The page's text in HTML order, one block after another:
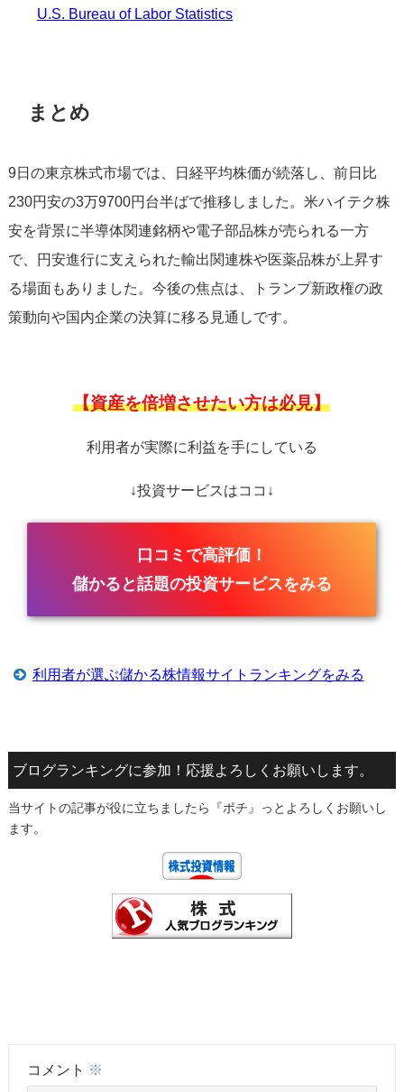
U.S. Bureau of Labor Statistics
まとめ
9日の東京株式市場では、日経平均株価が続落し、前日比
230円安の3万9700円台半ばで推移しました。米ハイテク株
安を背景に半導体関連銘柄や電子部品株が売られる一方
で、円安進行に支えられた輸出関連株や医薬品株が上昇す
る場面もありました。今後の焦点は、トランプ新政権の政
策動向や国内企業の決算に移る見通しです。
【資産を倍増させたい方は必見】
利用者が実際に利益を手にしている
↓投資サービスはココ↓
口コミで高評価！
儲かると話題の投資サービスをみる
利用者が選ぶ儲かる株情報サイトランキングをみる
ブログランキングに参加！応援よろしくお願いします。
当サイトの記事が役に立ちましたら『ポチ』っとよろしくお願いし
ます。
コメント ※